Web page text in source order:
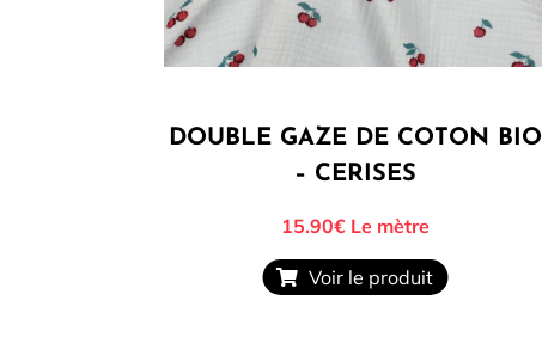
DOUBLE GAZE DE COTON BIO
– CERISES
15.90€Le mètre
Voir le produit